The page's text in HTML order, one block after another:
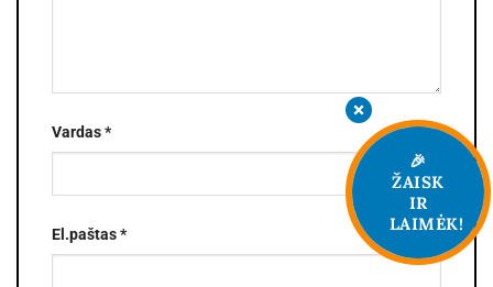
Vardas*
El.paštas*
🎉
ŽAISK
IR
LAIMĖK!